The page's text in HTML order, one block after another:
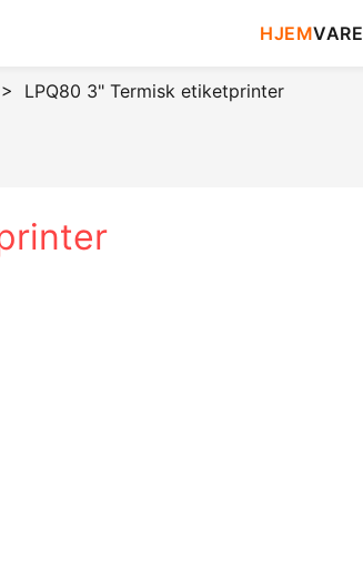
HJEMVARE
> LPQ80 3" Termisk etiketprinter